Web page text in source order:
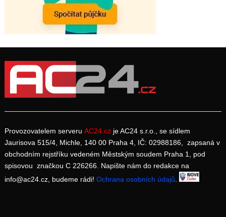
Provozovatelem serveru AC24.cz je AC24 s.r.o., se sídlem
Jaurisova 515/4, Michle, 140 00 Praha 4, IČ: 02988186, zapsaná v
obchodním rejstříku vedeném Městským soudem Praha 1, pod
spisovou značkou C 226266. Napište nám do redakce na
info@ac24.cz, budeme rádi! Ochrana osobních údajů.